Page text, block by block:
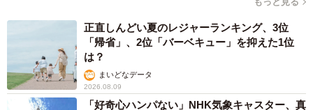
「帰省」、2位「バーベキュー」を抑えた1位
は？
まいどなデータ
2026.08.09
「好奇心ハンパない」NHK気象キャスター、真
っ赤なワンピでミュージカル「愛の不時着」を
観劇 三山凌輝さんらポスターと記念撮影